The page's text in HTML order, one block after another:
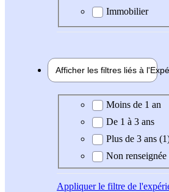
Immobilier
Afficher les filtres liés à l'
Expérience demandée
Moins de 1 an
De 1 à 3 ans
Plus de 3 ans
Non renseignée
Appliquerle filtre de